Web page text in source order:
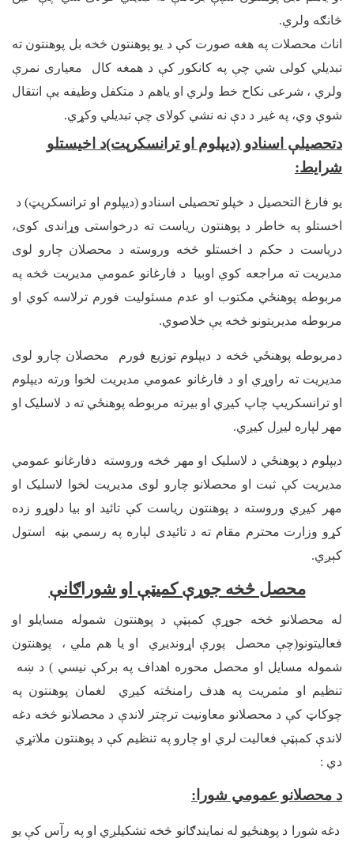
څانګه ولري.
اناث محصلات په هغه صورت کې د يو پوهنتون څخه بل پوهنتون ته
تبديلي کولی شي چې په کانکور کې د همغه کال معیاری نمرې
ولري ، شرعی نکاح خط ولري او یاهم د متکفل وظیفه يې انتقال
شوې وي، په غير د دې نه نشي کولای چې تبديلي وکړي.
دتحصیلې اسنادو (ديپلوم او ترانسکرپت)د اخیستلو
شرايط:
یو فارغ التحصیل د خپلو تحصیلی اسنادو (دیپلوم او ترانسکرپټ) د
اخستلو په خاطر د پوهنتون ریاست ته درخواستی وړاندی کوی،
دریاست د حکم د اخستلو څخه وروسته د محصلان چارو لوی
مدیریت ته مراجعه کوي اوبیا د فارغانو عمومي مدیریت څخه په
مربوطه پوهنځي مکتوب او عدم مسئولیت فورم ترلاسه کوي او
مربوطه مدیریتونو څخه یې خلاصوي.
دمربوطه پوهنځي څخه د دیپلوم توزیع فورم محصلان چارو لوی
مدیریت ته راوړي او د فارغانو عمومي مدیریت لخوا ورته دیپلوم
او ترانسکریپ چاپ کیږي او بیرته مربوطه پوهنځي ته د لاسلیک او
مهر لپاره لیږل کیږي.
ديپلوم د پوهنځي د لاسلیک او مهر څخه وروسته دفارغانو عمومي
مدیریت کې ثبت او محصلانو چارو لوی مدیریت لخوا لاسلیک او
مهر کیږي وروسته د پوهنتون رياست کې تائيد او بیا دلوړو زده
کړو وزارت محترم مقام ته د تائیدی لپاره په رسمي بڼه استول
کېږي.
محصل څخه جوړې کميټې او شوراګانې
له محصلانو څخه جوړې کمېټې د پوهنتون شموله مسایلو او
فعالیتونو(چې محصل پورې اړوندیږي او یا هم ملي ، پوهنتون
شموله مسایل او محصل محوره اهداف په برکې نیسي ) د ښه
تنظیم او مثمریت په هدف رامنځته کیږي لغمان پوهنتون په
چوکاټ کې د محصلانو معاونیت ترچتر لاندې د محصلانو څخه دغه
لاندې کمېټې فعالیت لري او چارو په تنظیم کې د پوهنتون ملاتړي
دي :
د محصلانو عمومي شورا :
دغه شورا د پوهنځيو له نمایندګانو څخه تشکیلږي او په رآس کې یو